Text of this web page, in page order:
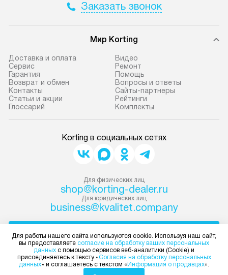
Заказать звонок
Мир Korting
Доставка и оплата
Сервис
Гарантия
Возврат и обмен
Контакты
Статьи и акции
Глоссарий
Видео
Ремонт
Помощь
Вопросы и ответы
Сайты-партнеры
Рейтинги
Комплекты
Korting в социальных сетях
Для физических лиц
shop@korting-dealer.ru
Для юридических лиц
business@kvalitet.company
Политика конфиденциальности
Условия продажи
Для работы нашего сайта используются cookie. Используя наш сайт,
вы предоставляете согласие на обработку ваших персональных
данных с помощью сервисов веб-аналитики (Cookie) и
присоединяетесь к тексту «Согласия на обработку персональных
данных» и соглашаетесь с текстом « Информация о продавцах».